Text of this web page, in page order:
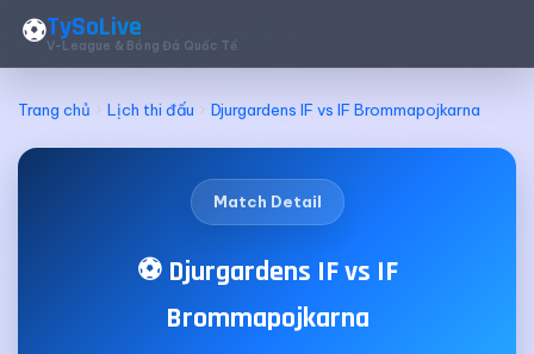
⚽TySoLive
V-League & Bóng Đá Quốc Tế
Trang chủ Lịch thi đấu Djurgardens IF vs IF Brommapojkarna
Match Detail
⚽ Djurgardens IF vs IF
Brommapojkarna